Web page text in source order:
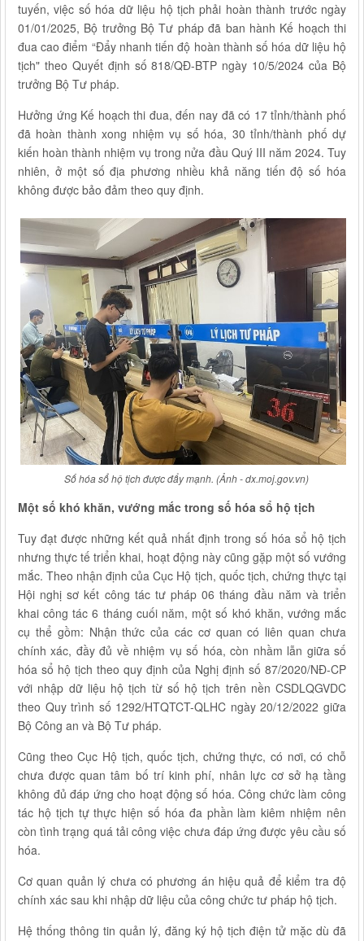
tuyến, việc số hóa dữ liệu hộ tịch phải hoàn thành trước ngày
01/01/2025, Bộ trưởng Bộ Tư pháp đã ban hành Kế hoạch thi
đua cao điểm “Đẩy nhanh tiến độ hoàn thành số hóa dữ liệu hộ
tịch" theo Quyết định số 818/QĐ-BTP ngày 10/5/2024 của Bộ
trưởng Bộ Tư pháp.
Hưởng ứng Kế hoạch thi đua, đến nay đã có 17 tỉnh/thành phố
đã hoàn thành xong nhiệm vụ số hóa, 30 tỉnh/thành phố dự
kiến hoàn thành nhiệm vụ trong nửa đầu Quý III năm 2024. Tuy
nhiên, ở một số địa phương nhiều khả năng tiến độ số hóa
không được bảo đảm theo quy định.
Số hóa sổ hộ tịch được đẩy mạnh. (Ảnh - dx.moj.gov.vn)
Một số khó khăn, vướng mắc trong số hóa sổ hộ tịch
Tuy đạt được những kết quả nhất định trong số hóa sổ hộ tịch
nhưng thực tế triển khai, hoạt động này cũng gặp một số vướng
mắc. Theo nhận định của Cục Hộ tịch, quốc tịch, chứng thực tại
Hội nghị sơ kết công tác tư pháp 06 tháng đầu năm và triển
khai công tác 6 tháng cuối năm, một số khó khăn, vướng mắc
cụ thể gồm: Nhận thức của các cơ quan có liên quan chưa
chính xác, đầy đủ về nhiệm vụ số hóa, còn nhầm lẫn giữa số
hóa sổ hộ tịch theo quy định của Nghị định số 87/2020/NĐ-CP
với nhập dữ liệu hộ tịch từ số hộ tịch trên nền CSDLQGVDC
theo Quy trình số 1292/HTQTCT-QLHC ngày 20/12/2022 giữa
Bộ Công an và Bộ Tư pháp.
Cũng theo Cục Hộ tịch, quốc tịch, chứng thực, có nơi, có chỗ
chưa được quan tâm bố trí kinh phí, nhân lực cơ sở hạ tầng
không đủ đáp ứng cho hoạt động số hóa. Công chức làm công
tác hộ tịch tự thực hiện số hóa đa phần làm kiêm nhiệm nên
còn tình trạng quá tải công việc chưa đáp ứng được yêu cầu số
hóa.
Cơ quan quản lý chưa có phương án hiệu quả để kiểm tra độ
chính xác sau khi nhập dữ liệu của công chức tư pháp hộ tịch.
Hệ thống thông tin quản lý, đăng ký hộ tịch điện tử mặc dù đã